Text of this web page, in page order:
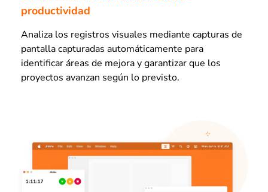
productividad
Analiza los registros visuales mediante capturas de
pantalla capturadas automáticamente para
identificar áreas de mejora y garantizar que los
proyectos avanzan según lo previsto.